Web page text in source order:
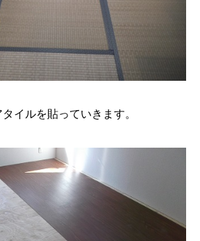
イルを貼っていきます。